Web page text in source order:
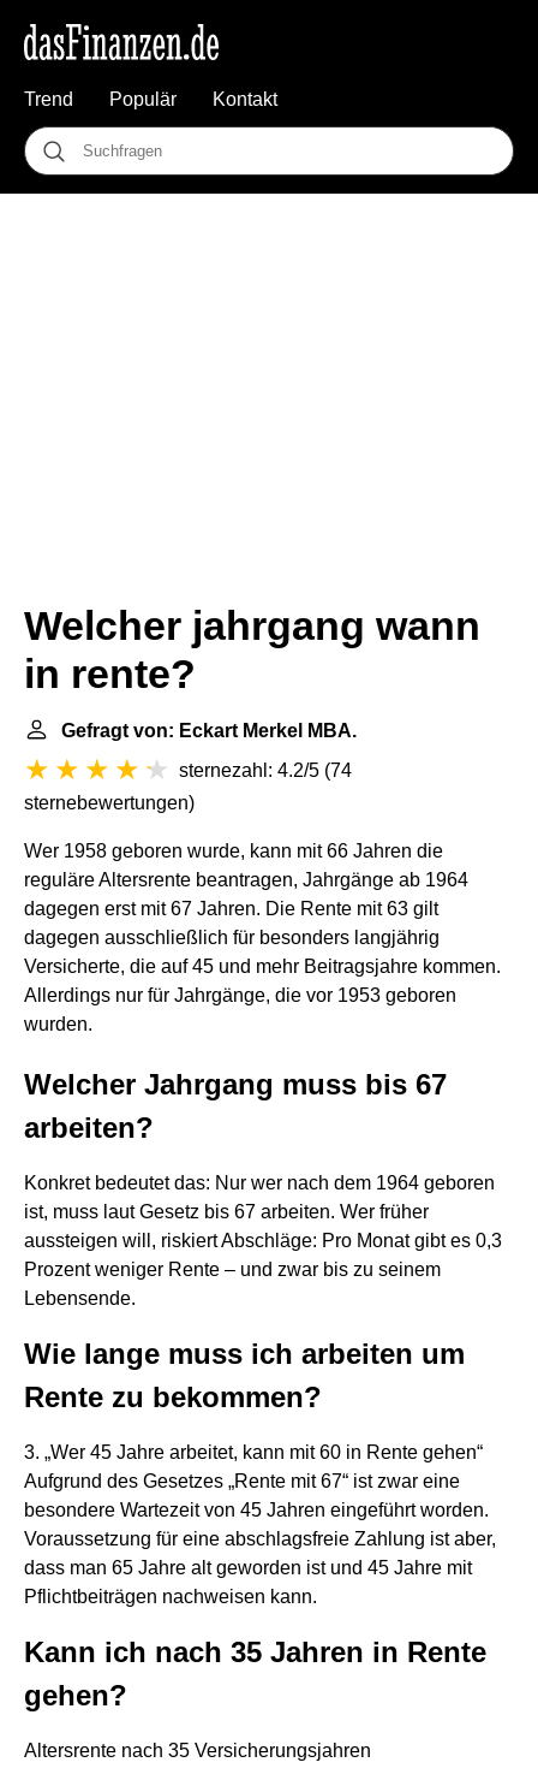
Trend Populär Kontakt
Welcher jahrgang wann
in rente?
Gefragt von: Eckart Merkel MBA.
sternezahl: 4.2/5 (74
sternebewertungen)
Wer 1958 geboren wurde, kann mit 66 Jahren die
reguläre Altersrente beantragen, Jahrgänge ab 1964
dagegen erst mit 67 Jahren. Die Rente mit 63 gilt
dagegen ausschließlich für besonders langjährig
Versicherte, die auf 45 und mehr Beitragsjahre kommen.
Allerdings nur für Jahrgänge, die vor 1953 geboren
wurden.
Welcher Jahrgang muss bis 67
arbeiten?
Konkret bedeutet das: Nur wer nach dem 1964 geboren
ist, muss laut Gesetz bis 67 arbeiten. Wer früher
aussteigen will, riskiert Abschläge: Pro Monat gibt es 0,3
Prozent weniger Rente – und zwar bis zu seinem
Lebensende.
Wie lange muss ich arbeiten um
Rente zu bekommen?
3. „Wer 45 Jahre arbeitet, kann mit 60 in Rente gehen“
Aufgrund des Gesetzes „Rente mit 67“ ist zwar eine
besondere Wartezeit von 45 Jahren eingeführt worden.
Voraussetzung für eine abschlagsfreie Zahlung ist aber,
dass man 65 Jahre alt geworden ist und 45 Jahre mit
Pflichtbeiträgen nachweisen kann.
Kann ich nach 35 Jahren in Rente
gehen?
Altersrente nach 35 Versicherungsjahren